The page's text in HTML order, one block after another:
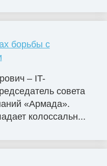
борьбы с
– IT-
совета
«Армада».
колоссальн...